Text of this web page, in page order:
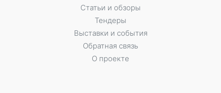
Статьи и обзоры
Тендеры
Выставки и события
Обратная связь
О проекте